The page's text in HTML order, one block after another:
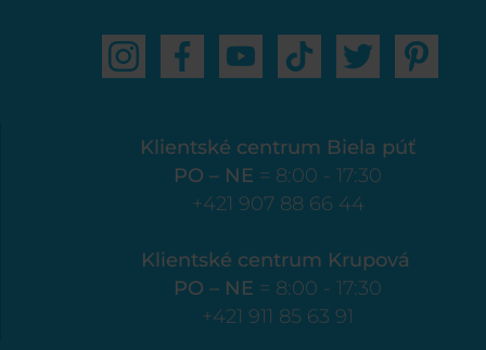
Klientské centrum Biela púť
PO – NE = 8:00 - 17:30
+421 907 88 66 44
Klientské centrum Krupová
PO – NE = 8:00 - 17:30
+421 911 85 63 91